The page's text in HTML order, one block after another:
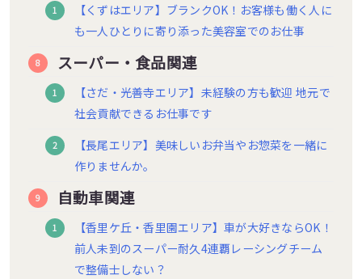
【くずはエリア】ブランクOK！お客様も働く人に
も一人ひとりに寄り添った美容室でのお仕事
スーパー・食品関連
【さだ・光善寺エリア】未経験の方も歓迎 地元で
社会貢献できるお仕事です
【長尾エリア】美味しいお弁当やお惣菜を一緒に
作りませんか。
自動車関連
【香里ケ丘・香里園エリア】車が大好きならOK！
前人未到のスーパー耐久4連覇レーシングチーム
で整備士しない？